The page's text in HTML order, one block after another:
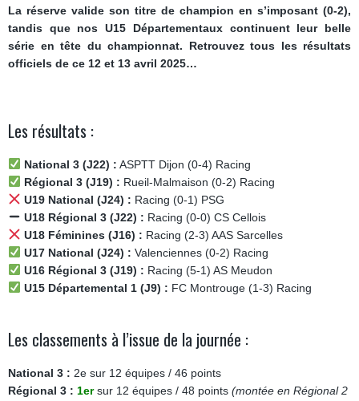
La réserve valide son titre de champion en s’imposant (0-2),
tandis que nos U15 Départementaux continuent leur belle
série en tête du championnat. Retrouvez tous les résultats
officiels de ce 12 et 13 avril 2025…
Les résultats :
National 3 (J22) : ASPTT Dijon (0-4) Racing
Régional 3 (J19) : Rueil-Malmaison (0-2) Racing
U19 National (J24) : Racing (0-1) PSG
U18 Régional 3 (J22) : Racing (0-0) CS Cellois
U18 Féminines (J16) : Racing (2-3) AAS Sarcelles
U17 National (J24) : Valenciennes (0-2) Racing
U16 Régional 3 (J19) : Racing (5-1) AS Meudon
U15 Départemental 1 (J9) : FC Montrouge (1-3) Racing
Les classements à l’issue de la journée :
National 3 : 2e sur 12 équipes / 46 points
Régional 3 : 1ersur 12 équipes / 48 points (montée en Régional 2